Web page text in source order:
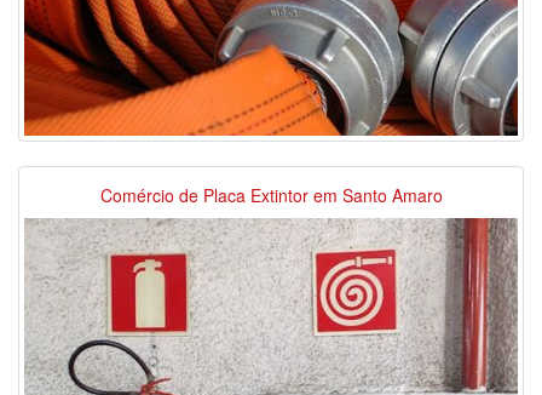
Comércio de Placa Extintor em Santo Amaro